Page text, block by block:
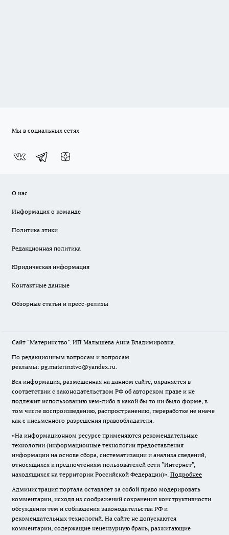
Мы в социальных сетях
О нас
Информация о команде
Политика этики
Редакционная политика
Юридическая информация
Контактные данные
Обзорные статьи и пресс-релизы
Сайт "Материнство". ИП Малышева Анна Владимировна.
По редакционным вопросам и вопросам
рекламы: pg.materinstvo@yandex.ru.
Вся информация, размещенная на данном сайте, охраняется в
соответствии с законодательством РФ об авторском праве и не
подлежит использованию кем-либо в какой бы то ни было форме, в
том числе воспроизведению, распространению, переработке не иначе
как с письменного разрешения правообладателя.
«На информационном ресурсе применяются рекомендательные
технологии (информационные технологии предоставления
информации на основе сбора, систематизации и анализа сведений,
относящихся к предпочтениям пользователей сети "Интернет",
находящихся на территории Российской Федерации)». Подробнее
Администрация портала оставляет за собой право модерировать
комментарии, исходя из соображений сохранения конструктивности
обсуждения тем и соблюдения законодательства РФ и
рекомендательных технологий. На сайте не допускаются
комментарии, содержащие нецензурную брань, разжигающие